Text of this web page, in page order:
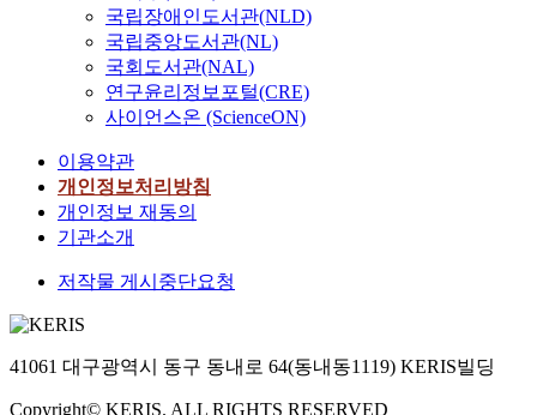
국립장애인도서관(NLD)
국립중앙도서관(NL)
국회도서관(NAL)
연구윤리정보포털(CRE)
사이언스온 (ScienceON)
이용약관
개인정보처리방침
개인정보 재동의
기관소개
저작물 게시중단요청
41061 대구광역시 동구 동내로 64(동내동1119) KERIS빌딩
Copyright© KERIS. ALL RIGHTS RESERVED